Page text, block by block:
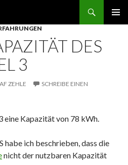
DES
3
ZEHLE
SCHREIBE EINEN
eine Kapazität von 78 kWh.
habe ich beschrieben, dass die
nicht der nutzbaren Kapazität